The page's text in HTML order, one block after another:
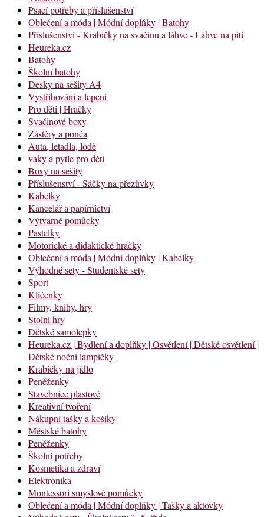
Psací potřeby a příslušenství
Oblečení a móda | Módní doplňky | Batohy
Příslušenství - Krabičky na svačinu a láhve - Láhve na pití
Heureka.cz
Batohy
Školní batohy
Desky na sešity A4
Vystřihování a lepení
Pro děti | Hračky
Svačinové boxy
Zástěry a ponča
Auta, letadla, lodě
vaky a pytle pro děti
Boxy na sešity
Příslušenství - Sáčky na přezůvky
Kabelky
Kancelář a papírnictví
Výtvarné pomůcky
Pastelky
Motorické a didaktické hračky
Oblečení a móda | Módní doplňky | Kabelky
Výhodné sety - Studentské sety
Sport
Klíčenky
Filmy, knihy, hry
Stolní hry
Dětské samolepky
Heureka.cz | Bydlení a doplňky | Osvětlení | Dětské osvětlení |
Dětské noční lampičky
Krabičky na jídlo
Peněženky
Stavebnice plastové
Kreativní tvoření
Nákupní tašky a košíky
Městské batohy
Peněženky
Školní potřeby
Kosmetika a zdraví
Elektronika
Montessori smyslové pomůcky
Oblečení a móda | Módní doplňky | Tašky a aktovky